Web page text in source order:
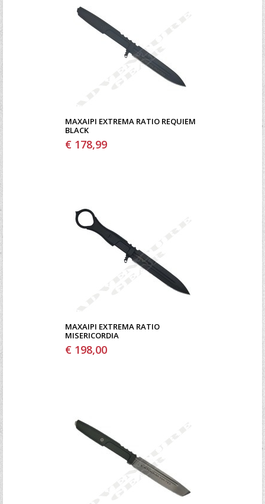
ΜΑΧΑΊΡΙ EXTREMA RATIO REQUIEM
BLACK
€ 178,99
ΜΑΧΑΊΡΙ EXTREMA RATIO
MISERICORDIA
€ 198,00